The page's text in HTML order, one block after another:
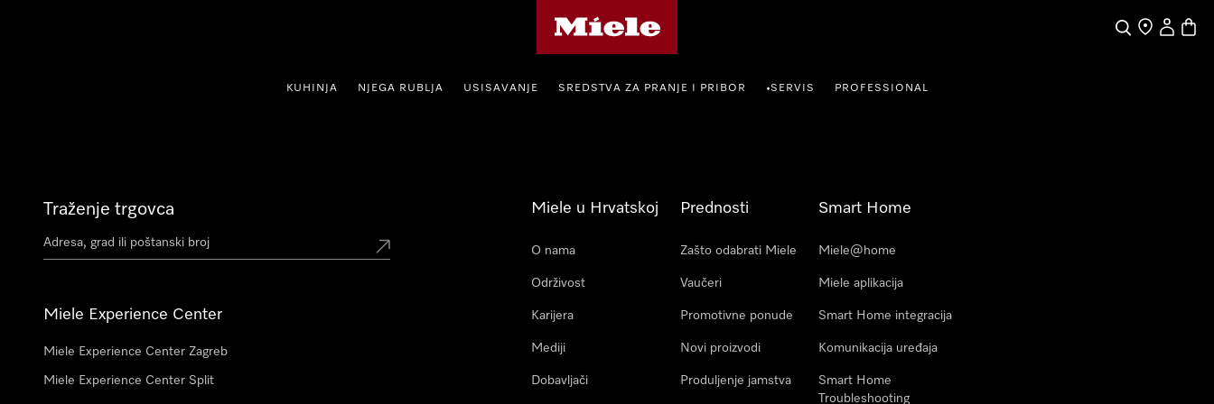
PretragaTraženjeKorisnički
KUHINJA NJEGA RUBLJA USISAVANJE SREDSTVA ZA PRANJE I PRIBOR •SERVIS PROFESSIONAL
Traženje trgovca
Miele Experience Center
Miele Experience Center Zagreb
Miele Experience Center Split
Miele u Hrvatskoj
O nama
Održivost
Karijera
Mediji
Dobavljači
Prednosti
Zašto odabrati Miele
Vaučeri
Promotivne ponude
Novi proizvodi
Produljenje jamstva
Smart Home
Miele@home
Miele aplikacija
Smart Home integracija
Komunikacija uređaja
Smart Home
Troubleshooting